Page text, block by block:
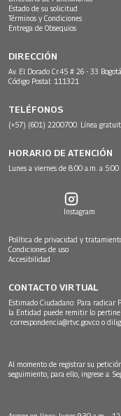
Estado de su solicitud
Términos y Condiciones
Entrega de Obsequios
DIRECCIÓN
Av. El Dorado Cr.45 # 26 - 33
Código Postal: 111321
TELÉFONOS
(+57) (601) 2200700. Línea
HORARIO DE ATENCIÓN
Lunes a viernes de 8:00 a.m. a 5:00
Instagram
Política de privacidad y
Condiciones de uso
Accesibilidad
CONTACTO VIRTUAL
Estimado Ciudadano: Para radicar
la Entidad puede remitir lo
correspondencia@rtvc.gov.co o
Al momento de registrar su
seguimiento, para ello, ingrese a: